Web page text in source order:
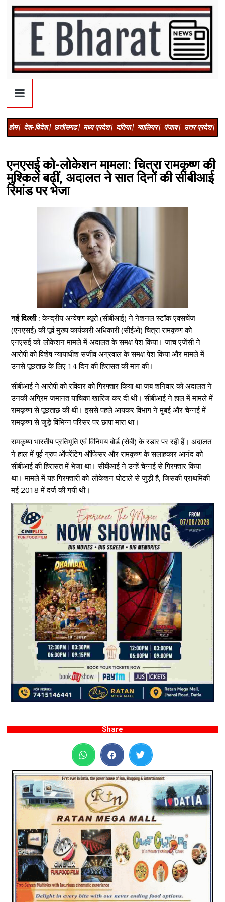
होम | देश-विदेश | छत्तीसगढ | मध्य प्रदेश | दतिया | ग्वालियर | पंजाब | उत्तर प्रदेश |
एनएसई को-लोकेशन मामला: चित्रा रामकृष्ण की
मुश्किलें बढ़ीं, अदालत ने सात दिनों की सीबीआई
रिमांड पर भेजा
नई दिल्ली : केन्द्रीय अन्वेषण ब्यूरो (सीबीआई) ने नेशनल स्टॉक एक्सचेंज
(एनएसई) की पूर्व मुख्य कार्यकारी अधिकारी (सीईओ) चित्रा रामकृष्ण को
एनएसई को-लोकेशन मामले में अदालत के समक्ष पेश किया। जांच एजेंसी ने
आरोपी को विशेष न्यायाधीश संजीव अग्रवाल के समक्ष पेश किया और मामले में
उनसे पूछताछ के लिए 14 दिन की हिरासत की मांग की।
सीबीआई ने आरोपी को रविवार को गिरफ्तार किया था जब शनिवार को अदालत ने
उनकी अग्रिम जमानत याचिका खारिज कर दी थी। सीबीआई ने हाल में मामले में
रामकृष्ण से पूछताछ की थी। इससे पहले आयकर विभाग ने मुंबई और चेन्नई में
रामकृष्ण से जुड़े विभिन्न परिसर पर छापा मारा था।
रामकृष्ण भारतीय प्रतिभूति एवं विनिमय बोर्ड (सेबी) के रडार पर रही हैं। अदालत
ने हाल में पूर्व ग्रुप ऑपरेंटिग ऑफिसर और रामकृष्ण के सलाहकार आनंद को
सीबीआई की हिरासत में भेजा था। सीबीआई ने उन्हें चेन्नई से गिरफ्तार किया
था। मामले में यह गिरफ्तारी को-लोकेशन घोटाले से जुड़ी है, जिसकी प्राथमिकी
मई 2018 में दर्ज की गयी थी।
Share